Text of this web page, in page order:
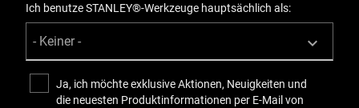
Ich benutze STANLEY®-Werkzeuge hauptsächlich als:
Ja, ich möchte exklusive Aktionen, Neuigkeiten und
die neuesten Produktinformationen per E-Mail von